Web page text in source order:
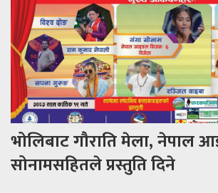
भोलिबाट गौराति मेला, नेपाल
सोनामसहितले प्रस्तुति दिने